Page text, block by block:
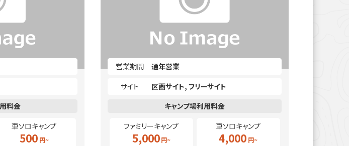
車ソロキャンプ
500
営業期間
通年営業
サイト
区画サイト フリーサイト
ファミリーキャンプ
5,000
車ソロキャンプ
4,000